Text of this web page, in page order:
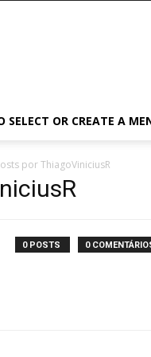
SELECT OR CREATE A
por ThiagoViniciusR
0 POSTS 0